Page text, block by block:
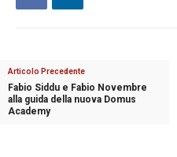
Articolo Precedente
Fabio Siddu e Fabio Novembre
alla guida della nuova Domus
Academy